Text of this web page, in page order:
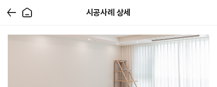
시공사례 상세